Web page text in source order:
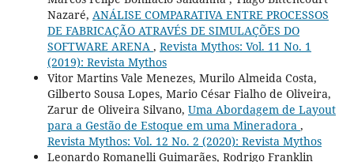
Nazaré, ANÁLISE COMPARATIVA ENTRE PROCESSOS
DE FABRICAÇÃO ATRAVÉS DE SIMULAÇÕES DO
SOFTWARE ARENA , Revista Mythos: Vol. 11 No. 1
(2019): Revista Mythos
Vitor Martins Vale Menezes, Murilo Almeida Costa,
Gilberto Sousa Lopes, Mario César Fialho de Oliveira,
Zarur de Oliveira Silvano, Uma Abordagem de Layout
para a Gestão de Estoque em uma Mineradora ,
Revista Mythos: Vol. 12 No. 2 (2020): Revista Mythos
Leonardo Romanelli Guimarães, Rodrigo Franklin